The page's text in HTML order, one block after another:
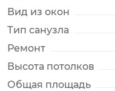
Вид из окон
Тип санузла
Ремонт
Высота потолков
Общая площадь